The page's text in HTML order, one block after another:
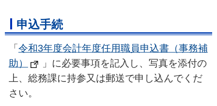
申込手続
「 令和3年度会計年度任用職員申込書（事務補
助）
」に必要事項を記入し、写真を添付の
上、総務課に持参又は郵送で申し込んでくだ
さい。